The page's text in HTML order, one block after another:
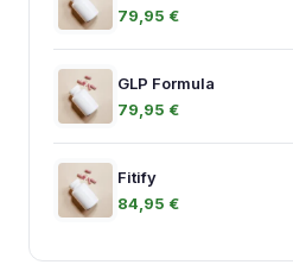
79,95 €
GLP Formula
79,95 €
Fitify
84,95 €